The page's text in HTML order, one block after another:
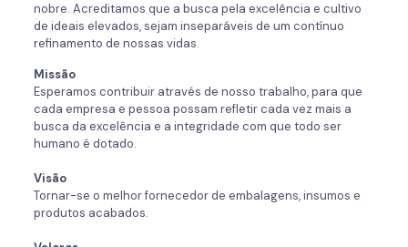
nobre. Acreditamos que a busca pela excelência e cultivo
de ideais elevados, sejam inseparáveis de um contínuo
refinamento de nossas vidas.
Missão
Esperamos contribuir através de nosso trabalho, para que
cada empresa e pessoa possam refletir cada vez mais a
busca da excelência e a integridade com que todo ser
humano é dotado.
Visão
Tornar-se o melhor fornecedor de embalagens, insumos e
produtos acabados.